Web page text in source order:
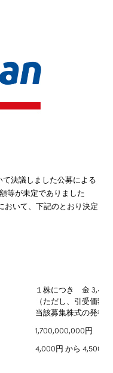
決議しました公募による
等が未定でありました
おいて、下記のとおり決定
１株につき 金 3,400
（ただし、引受価額
当該募集株式の発行
1,700,000,000円
4,000円 から 4,500円